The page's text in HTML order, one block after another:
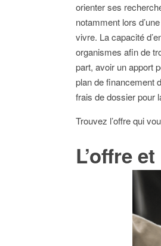
orienter ses
notamment lors d’une
vivre. La capacité
organismes afin de
part, avoir un apport
plan de financement
frais de dossier pour
Trouvez l’offre qui
L’offre